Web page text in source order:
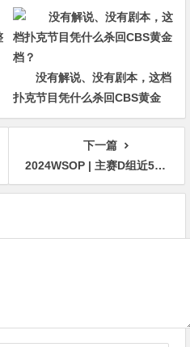
冠军争夺者
没有解说、没有剧本，这档
扑克节目凭什么杀回CBS黄金
档？
下一篇
2024WSOP | 主赛D组近5000人参赛，Anson Tsang、Yin Yuzhou、朱跃奇、Ren Lin等国人晋级